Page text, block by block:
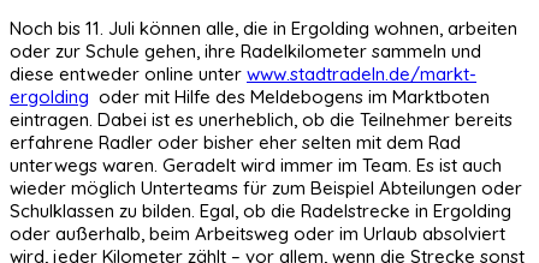
Noch bis 11. Juli können alle, die in Ergolding wohnen, arbeiten
oder zur Schule gehen, ihre Radelkilometer sammeln und
diese entweder online unter www.stadtradeln.de/markt-
ergolding oder mit Hilfe des Meldebogens im Marktboten
eintragen. Dabei ist es unerheblich, ob die Teilnehmer bereits
erfahrene Radler oder bisher eher selten mit dem Rad
unterwegs waren. Geradelt wird immer im Team. Es ist auch
wieder möglich Unterteams für zum Beispiel Abteilungen oder
Schulklassen zu bilden. Egal, ob die Radelstrecke in Ergolding
oder außerhalb, beim Arbeitsweg oder im Urlaub absolviert
wird, jeder Kilometer zählt – vor allem, wenn die Strecke sonst